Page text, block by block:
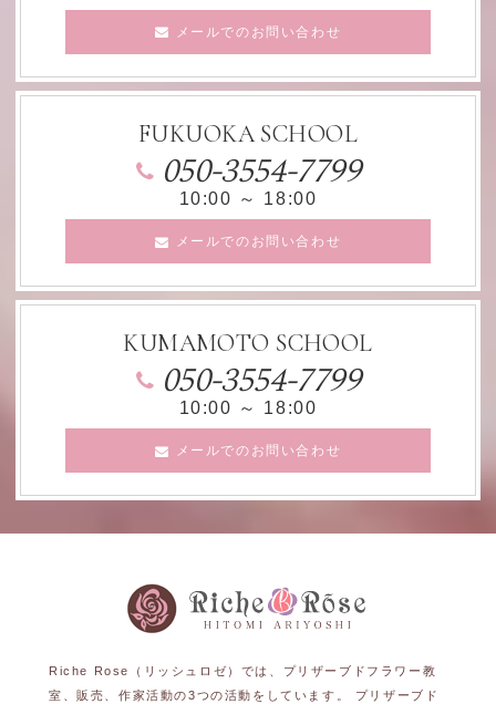
メールでのお問い合わせ
FUKUOKA SCHOOL
050-3554-7799
10:00 ～ 18:00
メールでのお問い合わせ
KUMAMOTO SCHOOL
050-3554-7799
10:00 ～ 18:00
メールでのお問い合わせ
Riche Rose（リッシュロゼ）では、プリザーブドフラワー教
室、販売、作家活動の3つの活動をしています。 プリザーブド